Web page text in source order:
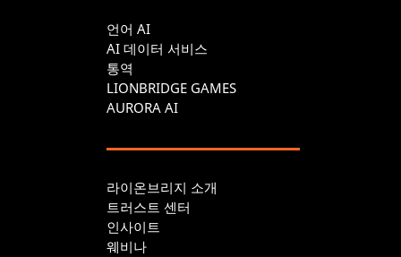
언어 AI
AI 데이터 서비스
통역
LIONBRIDGE GAMES
AURORA AI
라이온브리지 소개
트러스트 센터
인사이트
웨비나